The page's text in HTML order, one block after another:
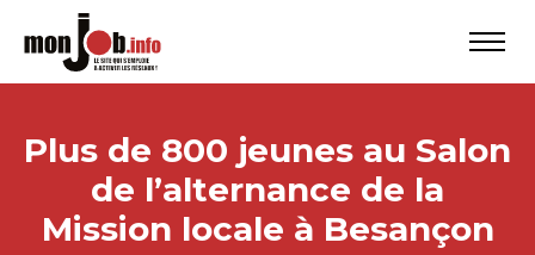
Plus de 800 jeunes au Salon
de l’alternance de la
Mission locale à Besançon